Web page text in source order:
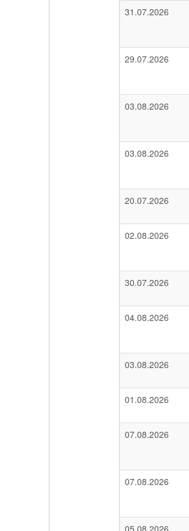
31.07.2026
29.07.2026
03.08.2026
03.08.2026
20.07.2026
02.08.2026
30.07.2026
04.08.2026
03.08.2026
01.08.2026
07.08.2026
07.08.2026
05.08.2026